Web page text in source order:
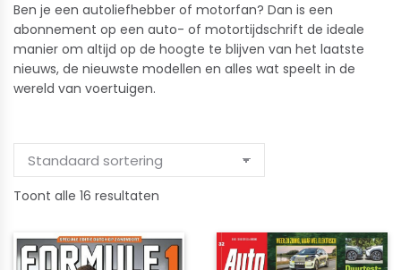
Ben je een autoliefhebber of motorfan? Dan is een
abonnement op een auto- of motortijdschrift de ideale
manier om altijd op de hoogte te blijven van het laatste
nieuws, de nieuwste modellen en alles wat speelt in de
wereld van voertuigen.
Toont alle 16 resultaten
nieuwste